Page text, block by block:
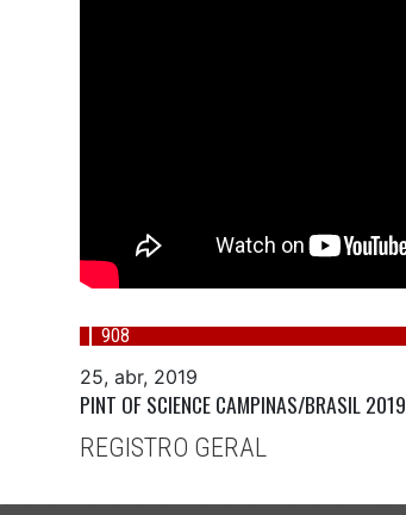
908
25, abr, 2019
PINT OF SCIENCE CAMPINAS/BRASIL 2019
REGISTRO GERAL